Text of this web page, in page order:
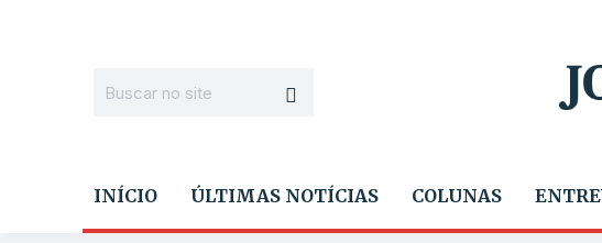
INÍCIO ÚLTIMAS NOTÍCIAS COLUNAS